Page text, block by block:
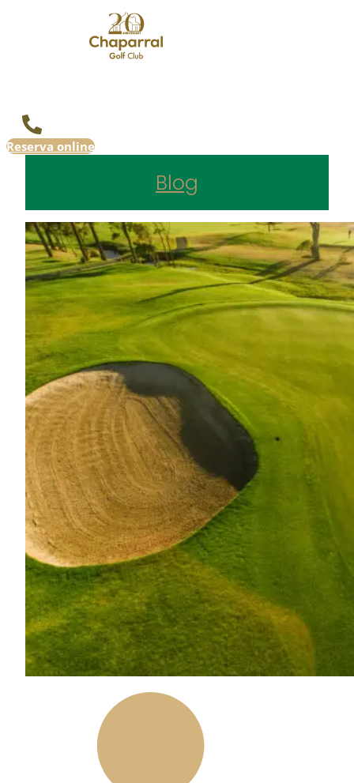
Reserva online
Blog